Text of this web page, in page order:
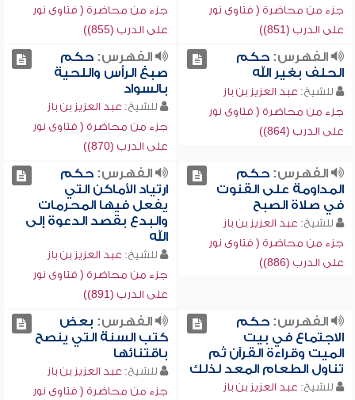
جزء من محاضرة ( فتاوى نور
على الدرب (851))
جزء من محاضرة ( فتاوى نور
على الدرب (855))
الفهرس:حكم
الحلف بغير الله
للشيخ: عبد العزيز بن باز
جزء من محاضرة ( فتاوى نور
على الدرب (864))
الفهرس:حكم
صبغ الرأس واللحية
بالسواد
للشيخ: عبد العزيز بن باز
جزء من محاضرة ( فتاوى نور
على الدرب (870))
الفهرس:حكم
المداومة على القنوت
في صلاة الصبح
للشيخ: عبد العزيز بن باز
جزء من محاضرة ( فتاوى نور
على الدرب (886))
الفهرس:حكم
ارتياد الأماكن التي
يفعل فيها المحرمات
والبدع بقصد الدعوة إلى
الله
للشيخ: عبد العزيز بن باز
جزء من محاضرة ( فتاوى نور
على الدرب (891))
الفهرس:حكم
الاجتماع في بيت
الميت وقراءة القرآن ثم
تناول الطعام المعد لذلك
للشيخ: عبد العزيز بن باز
الفهرس: بعض
كتب السنة التي ينصح
باقتنائها
للشيخ: عبد العزيز بن باز
جزء من محاضرة ( فتاوى نور